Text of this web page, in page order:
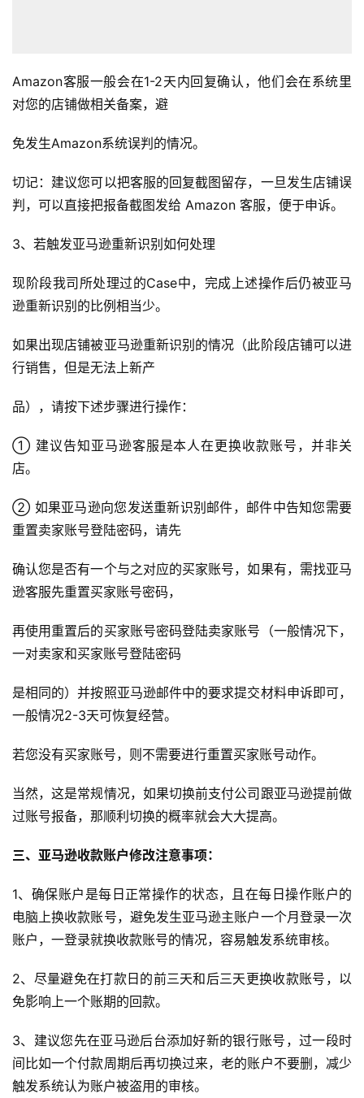
Amazon客服一般会在1-2天内回复确认，他们会在系统里
对您的店铺做相关备案，避
免发生Amazon系统误判的情况。
切记：建议您可以把客服的回复截图留存，一旦发生店铺误
判，可以直接把报备截图发给 Amazon 客服，便于申诉。
3、若触发亚马逊重新识别如何处理
现阶段我司所处理过的Case中，完成上述操作后仍被亚马
逊重新识别的比例相当少。
如果出现店铺被亚马逊重新识别的情况（此阶段店铺可以进
行销售，但是无法上新产
品），请按下述步骤进行操作：
① 建议告知亚马逊客服是本人在更换收款账号，并非关
店。
② 如果亚马逊向您发送重新识别邮件，邮件中告知您需要
重置卖家账号登陆密码，请先
确认您是否有一个与之对应的买家账号，如果有，需找亚马
逊客服先重置买家账号密码，
再使用重置后的买家账号密码登陆卖家账号（一般情况下，
一对卖家和买家账号登陆密码
是相同的）并按照亚马逊邮件中的要求提交材料申诉即可，
一般情况2-3天可恢复经营。
若您没有买家账号，则不需要进行重置买家账号动作。
当然，这是常规情况，如果切换前支付公司跟亚马逊提前做
过账号报备，那顺利切换的概率就会大大提高。
三、亚马逊收款账户修改注意事项：
1、确保账户是每日正常操作的状态，且在每日操作账户的
电脑上换收款账号，避免发生亚马逊主账户一个月登录一次
账户，一登录就换收款账号的情况，容易触发系统审核。
2、尽量避免在打款日的前三天和后三天更换收款账号，以
免影响上一个账期的回款。
3、建议您先在亚马逊后台添加好新的银行账号，过一段时
间比如一个付款周期后再切换过来，老的账户不要删，减少
触发系统认为账户被盗用的审核。